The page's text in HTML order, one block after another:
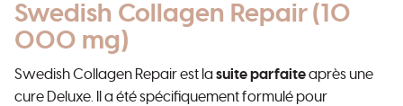
Swedish Collagen Repair (10
000 mg)
Swedish Collagen Repair est lasuite parfaiteaprès une
cure Deluxe. Il a été spécifiquement formulé pour